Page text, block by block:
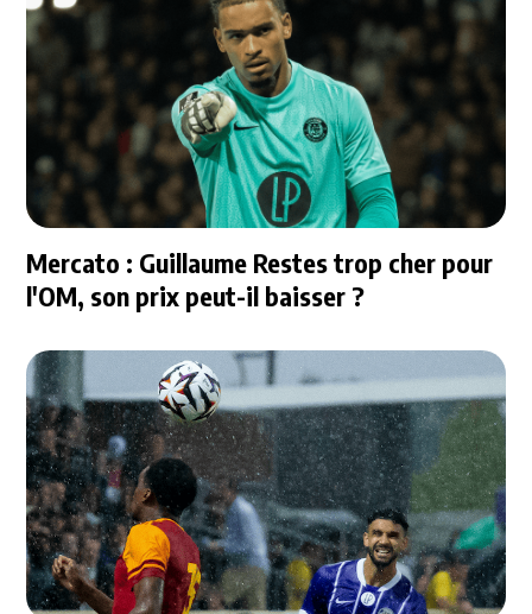
Mercato : Guillaume Restes trop cher pour
l'OM, son prix peut-il baisser ?